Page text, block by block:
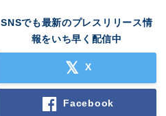
SNSでも最新のプレスリリース情
報をいち早く配信中
X
Facebook